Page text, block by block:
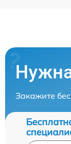
Закажите